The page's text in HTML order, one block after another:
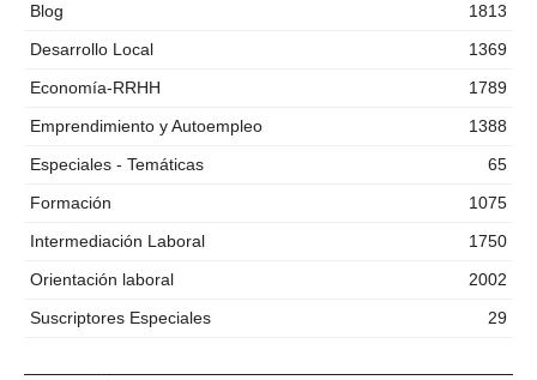
Blog
1813
Desarrollo Local
1369
Economía-RRHH
1789
Emprendimiento y Autoempleo
1388
Especiales - Temáticas
65
Formación
1075
Intermediación Laboral
1750
Orientación laboral
2002
Suscriptores Especiales
29